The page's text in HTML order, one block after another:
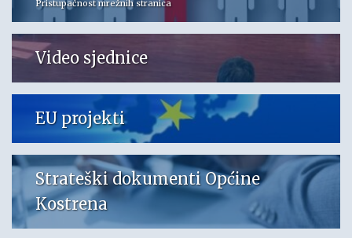
Pristupačnost mrežnih stranica
Video sjednice
EU projekti
Strateški dokumenti Općine
Kostrena